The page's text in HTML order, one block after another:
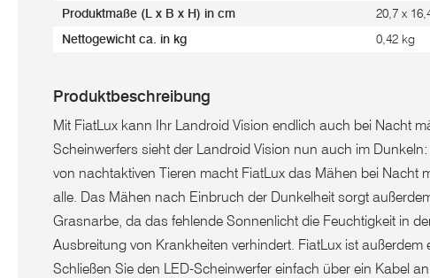
Produktmaße (L x B x H) in cm 20,7 x
Nettogewicht ca. in kg 0,42 kg
Produktbeschreibung
Mit FiatLux kann Ihr Landroid Vision endlich auch bei Nacht
Scheinwerfers sieht der Landroid Vision nun auch im
von nachtaktiven Tieren macht FiatLux das Mähen bei Nacht
alle. Das Mähen nach Einbruch der Dunkelheit sorgt
Grasnarbe, da das fehlende Sonnenlicht die Feuchtigkeit in
Ausbreitung von Krankheiten verhindert. FiatLux ist außerdem
Schließen Sie den LED-Scheinwerfer einfach über ein Kabel